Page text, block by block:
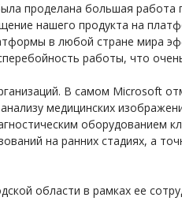
проделана большая работа
нашего продукта на
в любой стране мира
работы, что
В самом Microsoft
медицинских
оборудованием
на ранних стадиях, а
области в рамках ее